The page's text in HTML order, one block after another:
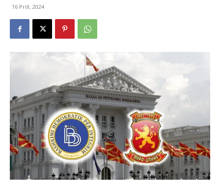
16 Prill, 2024